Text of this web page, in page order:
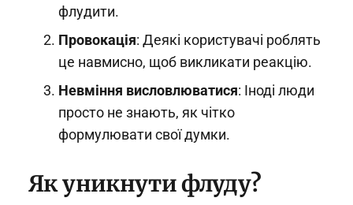
флудити.
Провокація: Деякі користувачі роблять
це навмисно, щоб викликати реакцію.
Невміння висловлюватися: Іноді люди
просто не знають, як чітко
формулювати свої думки.
Як уникнути флуду?